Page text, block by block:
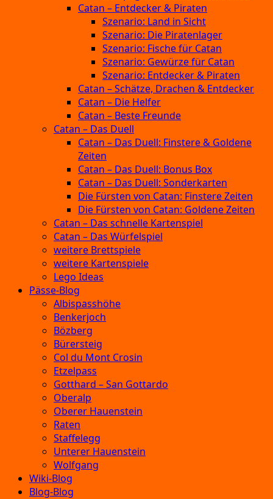
Catan – Entdecker & Piraten
Szenario: Land in Sicht
Szenario: Die Piratenlager
Szenario: Fische für Catan
Szenario: Gewürze für Catan
Szenario: Entdecker & Piraten
Catan – Schätze, Drachen & Entdecker
Catan – Die Helfer
Catan – Beste Freunde
Catan – Das Duell
Catan – Das Duell: Finstere & Goldene
Zeiten
Catan – Das Duell: Bonus Box
Catan – Das Duell: Sonderkarten
Die Fürsten von Catan: Finstere Zeiten
Die Fürsten von Catan: Goldene Zeiten
Catan – Das schnelle Kartenspiel
Catan – Das Würfelspiel
weitere Brettspiele
weitere Kartenspiele
Lego Ideas
Pässe-Blog
Albispasshöhe
Benkerjoch
Bözberg
Bürersteig
Col du Mont Crosin
Etzelpass
Gotthard – San Gottardo
Oberalp
Oberer Hauenstein
Raten
Staffelegg
Unterer Hauenstein
Wolfgang
Wiki-Blog
Blog-Blog